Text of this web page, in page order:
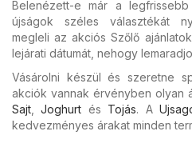
Belenézett-e már a
újságok széles választékát
megleli az akciós Szőlő
lejárati dátumát, nehogy
Vásárolni készül és szeretne
akciók vannak érvényben olyan
Sajt ,Joghurt és Tojás. A
kedvezményes árakat minden